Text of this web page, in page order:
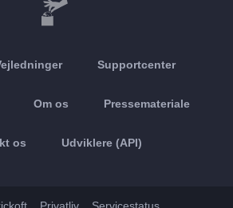
Supportcenter
Om os Pressemateriale
os Udviklere (API)